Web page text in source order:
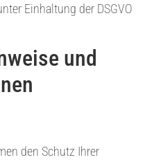
Einhaltung der DSGVO
und
den Schutz Ihrer